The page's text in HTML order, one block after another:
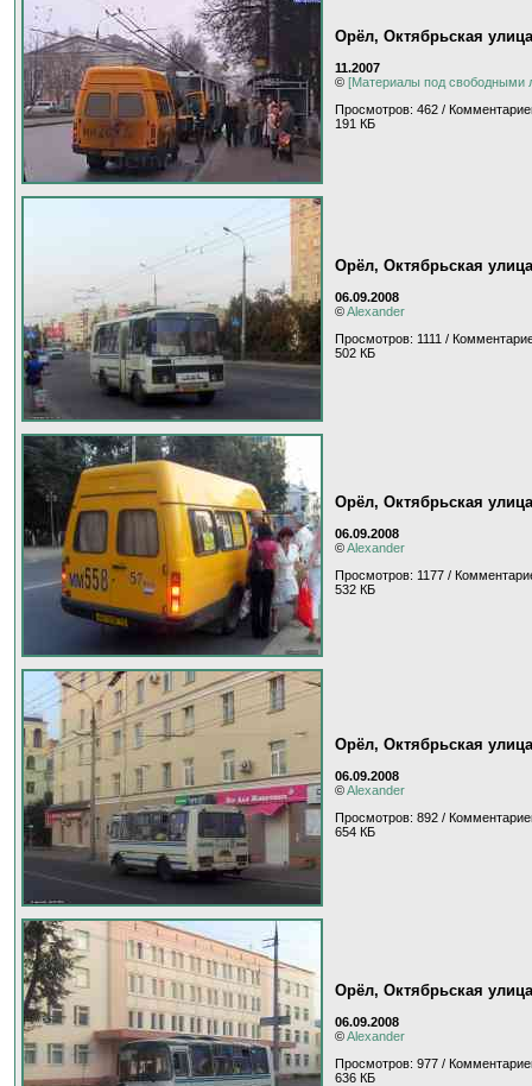
Орёл, Октябрьская улица
11.2007
© [Материалы под свободными
Просмотров: 462 /
191 КБ
Орёл, Октябрьская улица
06.09.2008
©Alexander
Просмотров: 1111 /
502 КБ
Орёл, Октябрьская улица
06.09.2008
©Alexander
Просмотров: 1177 /
532 КБ
Орёл, Октябрьская улица
06.09.2008
©Alexander
Просмотров: 892 /
654 КБ
Орёл, Октябрьская улица
06.09.2008
©Alexander
Просмотров: 977 /
636 КБ